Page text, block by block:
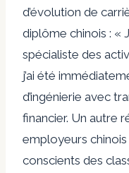
d’évolution de
diplôme chinois : «
spécialiste des
j’ai été
d’ingénierie avec
financier. Un autre
employeurs
conscients des